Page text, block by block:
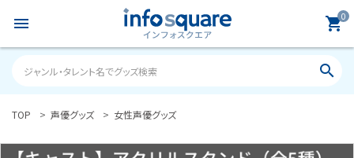
menu 0
shopping_cart
search
TOP 声優グッズ 女性声優グッズ